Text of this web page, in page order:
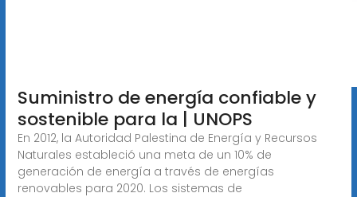
Suministro de energía confiable y
sostenible para la | UNOPS
En 2012, la Autoridad Palestina de Energía y Recursos
Naturales estableció una meta de un 10% de
generación de energía a través de energías
renovables para 2020. Los sistemas de